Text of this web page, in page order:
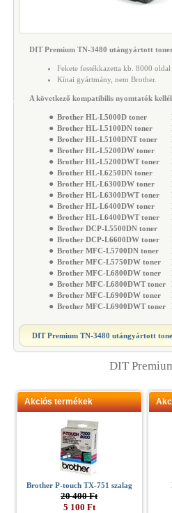
DIT Premium TN-3480 utángyártott
Fekete festékkazetta kb. 8000
Kínai gyártmány, nem Brother.
A következő kompatibilis nyomtatók
● Brother HL-L5000D toner
● Brother HL-L5100DN toner
● Brother HL-L5100DNT toner
● Brother HL-L5200DW toner
● Brother HL-L5200DWT toner
● Brother HL-L6250DN toner
● Brother HL-L6300DW toner
● Brother HL-L6300DWT toner
● Brother HL-L6400DW toner
● Brother HL-L6400DWT toner
● Brother DCP-L5500DN toner
● Brother DCP-L6600DW toner
● Brother MFC-L5700DN toner
● Brother MFC-L5750DW toner
● Brother MFC-L6800DW toner
● Brother MFC-L6800DWT toner
● Brother MFC-L6900DW toner
● Brother MFC-L6900DWT toner
DIT Premium TN-3480 utángyártott
DIT
Akciós termékek
Brother P-touch TX-751 szalag
20 400 Ft
5 100 Ft